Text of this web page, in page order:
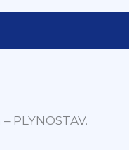
PLYNOSTAV.